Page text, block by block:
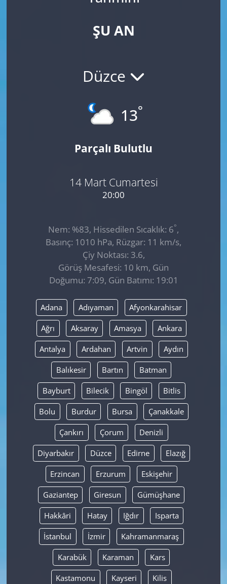
ŞU AN
Düzce
13°
Parçalı Bulutlu
14 Mart Cumartesi
20:00
Nem: %83, Hissedilen Sıcaklık: 6°,
Basınç: 1010 hPa, Rüzgar: 11 km/s,
Çiy Noktası: 3.6,
Görüş Mesafesi: 10 km, Gün
Doğumu: 7:09, Gün Batımı: 19:01
Adana Adıyaman Afyonkarahisar
Ağrı Aksaray Amasya Ankara
Antalya Ardahan Artvin Aydın
Balıkesir Bartın Batman
Bayburt Bilecik Bingöl Bitlis
Bolu Burdur Bursa Çanakkale
Çankırı Çorum Denizli
Diyarbakır Düzce Edirne Elazığ
Erzincan Erzurum Eskişehir
Gaziantep Giresun Gümüşhane
Hakkâri Hatay Iğdır Isparta
İstanbul İzmir Kahramanmaraş
Karabük Karaman Kars
Kastamonu Kayseri Kilis